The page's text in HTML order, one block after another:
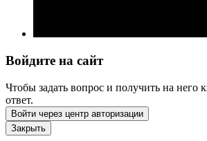
Войдите на сайт
Чтобы задать вопрос и получить на него
ответ.
Войти через центр авторизации
Закрыть